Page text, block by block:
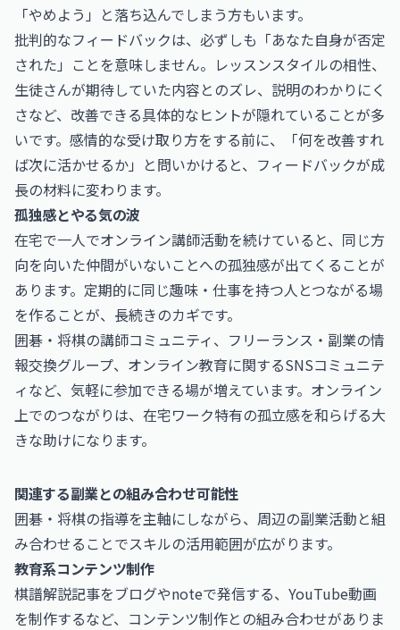
「やめよう」と落ち込んでしまう方もいます。
批判的なフィードバックは、必ずしも「あなた自身が否定
された」ことを意味しません。レッスンスタイルの相性、
生徒さんが期待していた内容とのズレ、説明のわかりにく
さなど、改善できる具体的なヒントが隠れていることが多
いです。感情的な受け取り方をする前に、「何を改善すれ
ば次に活かせるか」と問いかけると、フィードバックが成
長の材料に変わります。
孤独感とやる気の波
在宅で一人でオンライン講師活動を続けていると、同じ方
向を向いた仲間がいないことへの孤独感が出てくることが
あります。定期的に同じ趣味・仕事を持つ人とつながる場
を作ることが、長続きのカギです。
囲碁・将棋の講師コミュニティ、フリーランス・副業の情
報交換グループ、オンライン教育に関するSNSコミュニテ
ィなど、気軽に参加できる場が増えています。オンライン
上でのつながりは、在宅ワーク特有の孤立感を和らげる大
きな助けになります。
関連する副業との組み合わせ可能性
囲碁・将棋の指導を主軸にしながら、周辺の副業活動と組
み合わせることでスキルの活用範囲が広がります。
教育系コンテンツ制作
棋譜解説記事をブログやnoteで発信する、YouTube動画
を制作するなど、コンテンツ制作との組み合わせがありま